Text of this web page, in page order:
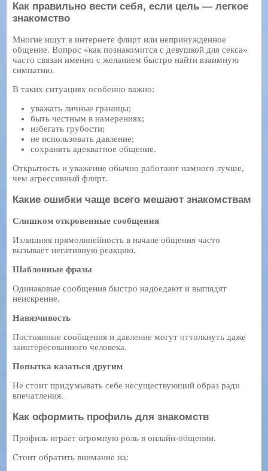
Как правильно вести себя, если цель — легкое
знакомство
Многие ищут в интернете флирт или непринужденное
общение. Вопрос «как познакомится с девушкой для секса»
часто связан именно с желанием быстро найти взаимную
симпатию.
В таких ситуациях особенно важно:
уважать личные границы;
быть честным в намерениях;
избегать грубости;
не использовать давление;
сохранять адекватное общение.
Открытость и уважение обычно работают намного лучше,
чем агрессивный флирт.
Какие ошибки чаще всего мешают знакомствам
Слишком откровенные сообщения
Излишняя прямолинейность в начале общения часто
вызывает негативную реакцию.
Шаблонные фразы
Одинаковые сообщения быстро надоедают и выглядят
неискренне.
Навязчивость
Постоянные сообщения и давление могут оттолкнуть даже
заинтересованного человека.
Попытка казаться другим
Не стоит придумывать себе несуществующий образ ради
впечатления.
Как оформить профиль для знакомств
Профиль играет огромную роль в онлайн-общении.
Стоит обратить внимание на: